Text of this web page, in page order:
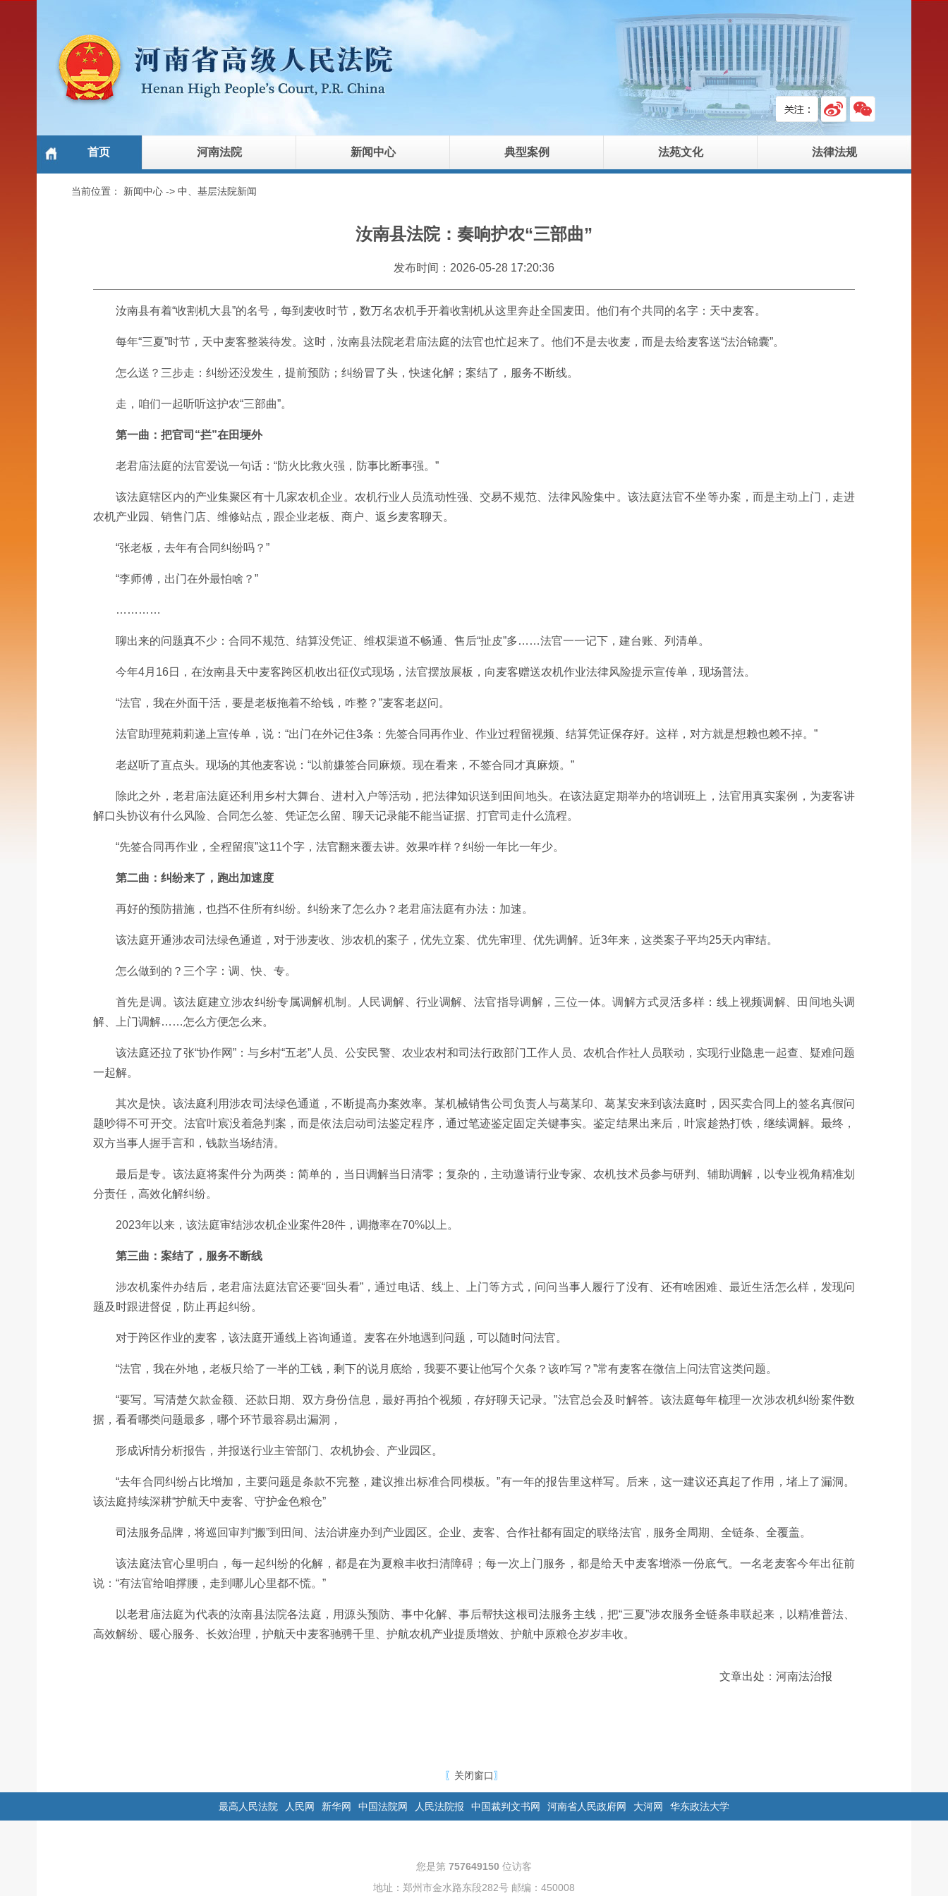
首页 河南法院 新闻中心 典型案例 法苑文化 法律法规
当前位置： 新闻中心-> 中、基层法院新闻
汝南县法院：奏响护农“三部曲”
发布时间：2026-05-28 17:20:36
汝南县有着“收割机大县”的名号，每到麦收时节，数万名农机手开着收割机从这里奔赴全国麦田。他们有个共同的名字：天中麦客。
每年“三夏”时节，天中麦客整装待发。这时，汝南县法院老君庙法庭的法官也忙起来了。他们不是去收麦，而是去给麦客送“法治锦囊”。
怎么送？三步走：纠纷还没发生，提前预防；纠纷冒了头，快速化解；案结了，服务不断线。
走，咱们一起听听这护农“三部曲”。
第一曲：把官司“拦”在田埂外
老君庙法庭的法官爱说一句话：“防火比救火强，防事比断事强。”
该法庭辖区内的产业集聚区有十几家农机企业。农机行业人员流动性强、交易不规范、法律风险集中。该法庭法官不坐等办案，而是主动上门，走进
农机产业园、销售门店、维修站点，跟企业老板、商户、返乡麦客聊天。
“张老板，去年有合同纠纷吗？”
“李师傅，出门在外最怕啥？”
…………
聊出来的问题真不少：合同不规范、结算没凭证、维权渠道不畅通、售后“扯皮”多……法官一一记下，建台账、列清单。
今年4月16日，在汝南县天中麦客跨区机收出征仪式现场，法官摆放展板，向麦客赠送农机作业法律风险提示宣传单，现场普法。
“法官，我在外面干活，要是老板拖着不给钱，咋整？”麦客老赵问。
法官助理苑莉莉递上宣传单，说：“出门在外记住3条：先签合同再作业、作业过程留视频、结算凭证保存好。这样，对方就是想赖也赖不掉。”
老赵听了直点头。现场的其他麦客说：“以前嫌签合同麻烦。现在看来，不签合同才真麻烦。”
除此之外，老君庙法庭还利用乡村大舞台、进村入户等活动，把法律知识送到田间地头。在该法庭定期举办的培训班上，法官用真实案例，为麦客讲
解口头协议有什么风险、合同怎么签、凭证怎么留、聊天记录能不能当证据、打官司走什么流程。
“先签合同再作业，全程留痕”这11个字，法官翻来覆去讲。效果咋样？纠纷一年比一年少。
第二曲：纠纷来了，跑出加速度
再好的预防措施，也挡不住所有纠纷。纠纷来了怎么办？老君庙法庭有办法：加速。
该法庭开通涉农司法绿色通道，对于涉麦收、涉农机的案子，优先立案、优先审理、优先调解。近3年来，这类案子平均25天内审结。
怎么做到的？三个字：调、快、专。
首先是调。该法庭建立涉农纠纷专属调解机制。人民调解、行业调解、法官指导调解，三位一体。调解方式灵活多样：线上视频调解、田间地头调
解、上门调解……怎么方便怎么来。
该法庭还拉了张“协作网”：与乡村“五老”人员、公安民警、农业农村和司法行政部门工作人员、农机合作社人员联动，实现行业隐患一起查、疑难问题
一起解。
其次是快。该法庭利用涉农司法绿色通道，不断提高办案效率。某机械销售公司负责人与葛某印、葛某安来到该法庭时，因买卖合同上的签名真假问
题吵得不可开交。法官叶宸没着急判案，而是依法启动司法鉴定程序，通过笔迹鉴定固定关键事实。鉴定结果出来后，叶宸趁热打铁，继续调解。最终，
双方当事人握手言和，钱款当场结清。
最后是专。该法庭将案件分为两类：简单的，当日调解当日清零；复杂的，主动邀请行业专家、农机技术员参与研判、辅助调解，以专业视角精准划
分责任，高效化解纠纷。
2023年以来，该法庭审结涉农机企业案件28件，调撤率在70%以上。
第三曲：案结了，服务不断线
涉农机案件办结后，老君庙法庭法官还要“回头看”，通过电话、线上、上门等方式，问问当事人履行了没有、还有啥困难、最近生活怎么样，发现问
题及时跟进督促，防止再起纠纷。
对于跨区作业的麦客，该法庭开通线上咨询通道。麦客在外地遇到问题，可以随时问法官。
“法官，我在外地，老板只给了一半的工钱，剩下的说月底给，我要不要让他写个欠条？该咋写？”常有麦客在微信上问法官这类问题。
“要写。写清楚欠款金额、还款日期、双方身份信息，最好再拍个视频，存好聊天记录。”法官总会及时解答。 该法庭每年梳理一次涉农机纠纷案件数
据，看看哪类问题最多，哪个环节最容易出漏洞，
形成诉情分析报告，并报送行业主管部门、农机协会、产业园区。
“去年合同纠纷占比增加，主要问题是条款不完整，建议推出标准合同模板。”有一年的报告里这样写。后来，这一建议还真起了作用，堵上了漏洞。
该法庭持续深耕“护航天中麦客、守护金色粮仓”
司法服务品牌，将巡回审判“搬”到田间、法治讲座办到产业园区。企业、麦客、合作社都有固定的联络法官，服务全周期、全链条、全覆盖。
该法庭法官心里明白，每一起纠纷的化解，都是在为夏粮丰收扫清障碍；每一次上门服务，都是给天中麦客增添一份底气。一名老麦客今年出征前
说：“有法官给咱撑腰，走到哪儿心里都不慌。”
以老君庙法庭为代表的汝南县法院各法庭，用源头预防、事中化解、事后帮扶这根司法服务主线，把“三夏”涉农服务全链条串联起来，以精准普法、
高效解纷、暖心服务、长效治理，护航天中麦客驰骋千里、护航农机产业提质增效、护航中原粮仓岁岁丰收。
文章出处：河南法治报
〖 关闭窗口〗
最高人民法院 人民网 新华网 中国法院网 人民法院报 中国裁判文书网 河南省人民政府网 大河网 华东政法大学
您是第 757649150 位访客
地址：郑州市金水路东段282号 邮编：450008